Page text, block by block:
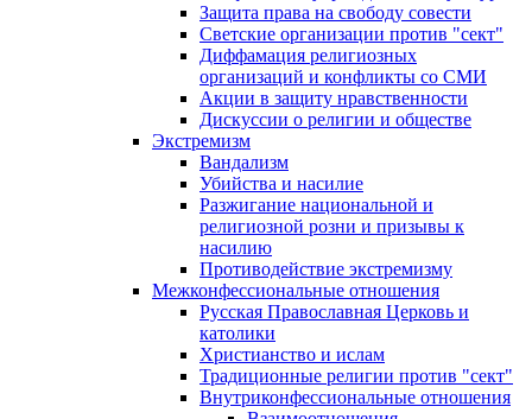
Защита права на свободу совести
Светские организации против "сект"
Диффамация религиозных
организаций и конфликты со СМИ
Акции в защиту нравственности
Дискуссии о религии и обществе
Экстремизм
Вандализм
Убийства и насилие
Разжигание национальной и
религиозной розни и призывы к
насилию
Противодействие экстремизму
Межконфессиональные отношения
Русская Православная Церковь и
католики
Христианство и ислам
Традиционные религии против "сект"
Внутриконфессиональные отношения